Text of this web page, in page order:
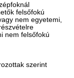
felsőfokú
nem egyetemi,
nem felsőfokú
szerint